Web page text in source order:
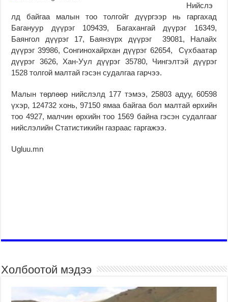
Нийслэ
лд байгаа малын тоо толгойг дүүргээр нь гаргахад
Багануур дүүрэг 109439, Багахангай дүүрэг 16349,
Баянгол дүүрэг 17, Баянзүрх дүүрэг 39081, Налайх
дүүрэг 39986, Сонгинохайрхан дүүрэг 62654, Сүхбаатар
дүүрэг 3626, Хан-Уул дүүрэг 35780, Чингэлтэй дүүрэг
1528 толгой малтай гэсэн судалгаа гарчээ.
Малын төрлөөр нийслэлд 177 тэмээ, 25803 адуу, 60598
үхэр, 124732 хонь, 97150 ямаа байгаа бол малтай өрхийн
тоо 4927, малчин өрхийн тоо 1569 байна гэсэн судалгааг
нийслэлийн Статистикийн газраас гаргажээ.
Ugluu.mn
Холбоотой мэдээ